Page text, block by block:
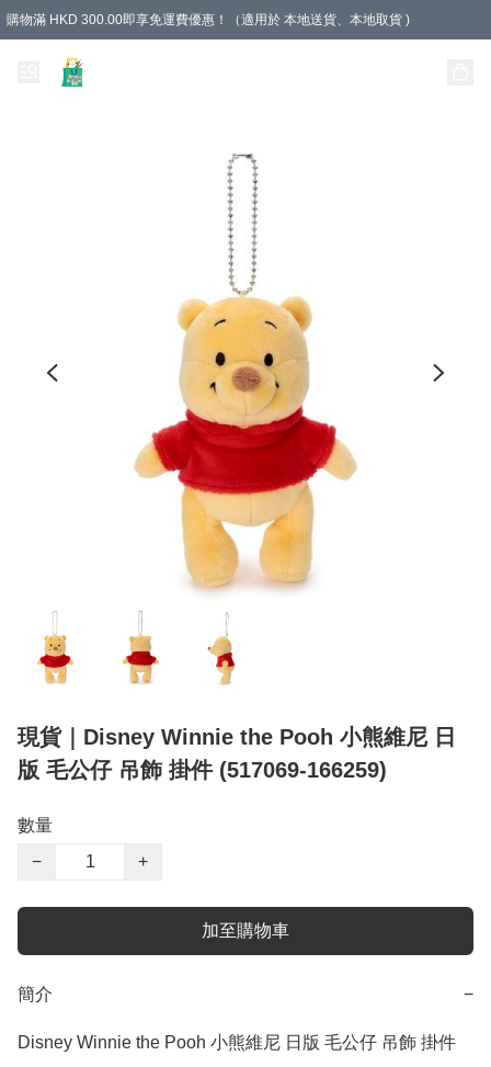
購物滿 HKD 300.00即享免運費優惠！（適用於 本地送貨、本地取貨 )
現貨｜Disney Winnie the Pooh 小熊維尼 日
版 毛公仔 吊飾 掛件 (517069-166259)
數量
−
+
加至購物車
簡介 −
Disney Winnie the Pooh 小熊維尼 日版 毛公仔 吊飾 掛件